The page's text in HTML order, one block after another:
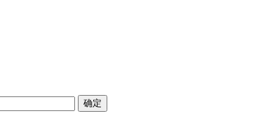
确定